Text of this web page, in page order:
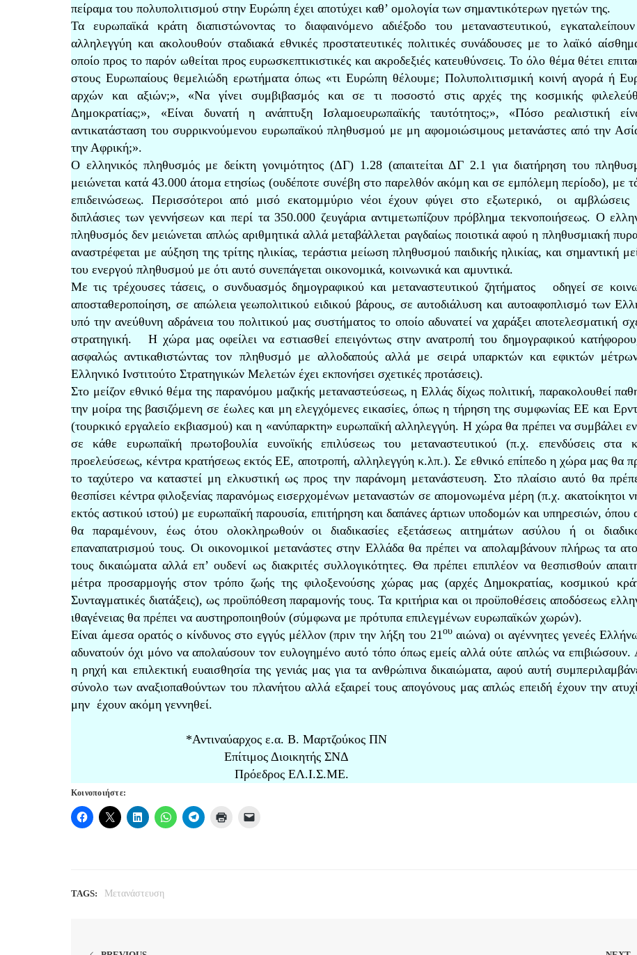
πείραμα του πολυπολιτισμού στην Ευρώπη έχει αποτύχει καθ’ ομολογία των σημαντικότερων ηγετών της.
Τα ευρωπαϊκά κράτη διαπιστώνοντας το διαφαινόμενο αδιέξοδο του μεταναστευτικού,
αλληλεγγύη και ακολουθούν σταδιακά εθνικές προστατευτικές πολιτικές συνάδουσες με το λαϊκό
οποίο προς το παρόν ωθείται προς ευρωσκεπτικιστικές και ακροδεξιές κατευθύνσεις. Το όλο θέμα θέτει
στους Ευρωπαίους θεμελιώδη ερωτήματα όπως «τι Ευρώπη θέλουμε; Πολυπολιτισμική κοινή αγορά ή
αρχών και αξιών;», «Να γίνει συμβιβασμός και σε τι ποσοστό στις αρχές της κοσμικής
Δημοκρατίας;», «Είναι δυνατή η ανάπτυξη Ισλαμοευρωπαϊκής ταυτότητος;», «Πόσο ρεαλιστική
αντικατάσταση του συρρικνούμενου ευρωπαϊκού πληθυσμού με μη αφομοιώσιμους μετανάστες από την
την Αφρική;».
Ο ελληνικός πληθυσμός με δείκτη γονιμότητος (ΔΓ) 1.28 (απαιτείται ΔΓ 2.1 για διατήρηση του
μειώνεται κατά 43.000 άτομα ετησίως (ουδέποτε συνέβη στο παρελθόν ακόμη και σε εμπόλεμη περίοδο), με
επιδεινώσεως. Περισσότεροι από μισό εκατομμύριο νέοι έχουν φύγει στο εξωτερικό, οι αμβλώσεις
διπλάσιες των γεννήσεων και περί τα 350.000 ζευγάρια αντιμετωπίζουν πρόβλημα τεκνοποιήσεως. Ο
πληθυσμός δεν μειώνεται απλώς αριθμητικά αλλά μεταβάλλεται ραγδαίως ποιοτικά αφού η πληθυσμιακή
αναστρέφεται με αύξηση της τρίτης ηλικίας, τεράστια μείωση πληθυσμού παιδικής ηλικίας, και σημαντική
του ενεργού πληθυσμού με ότι αυτό συνεπάγεται οικονομικά, κοινωνικά και αμυντικά.
Με τις τρέχουσες τάσεις, ο συνδυασμός δημογραφικού και μεταναστευτικού ζητήματος οδηγεί σε
αποσταθεροποίηση, σε απώλεια γεωπολιτικού ειδικού βάρους, σε αυτοδιάλυση και αυτοαφοπλισμό των
υπό την ανεύθυνη αδράνεια του πολιτικού μας συστήματος το οποίο αδυνατεί να χαράξει αποτελεσματική
στρατηγική. Η χώρα μας οφείλει να εστιασθεί επειγόντως στην ανατροπή του δημογραφικού
ασφαλώς αντικαθιστώντας τον πληθυσμό με αλλοδαπούς αλλά με σειρά υπαρκτών και εφικτών
Ελληνικό Ινστιτούτο Στρατηγικών Μελετών έχει εκπονήσει σχετικές προτάσεις).
Στο μείζον εθνικό θέμα της παρανόμου μαζικής μεταναστεύσεως, η Ελλάς δίχως πολιτική, παρακολουθεί
την μοίρα της βασιζόμενη σε έωλες και μη ελεγχόμενες εικασίες, όπως η τήρηση της συμφωνίας ΕΕ και
(τουρκικό εργαλείο εκβιασμού) και η «ανύπαρκτη» ευρωπαϊκή αλληλεγγύη. Η χώρα θα πρέπει να συμβάλει
σε κάθε ευρωπαϊκή πρωτοβουλία ευνοϊκής επιλύσεως του μεταναστευτικού (π.χ. επενδύσεις στα
προελεύσεως, κέντρα κρατήσεως εκτός ΕΕ, αποτροπή, αλληλεγγύη κ.λπ.). Σε εθνικό επίπεδο η χώρα μας θα
το ταχύτερο να καταστεί μη ελκυστική ως προς την παράνομη μετανάστευση. Στο πλαίσιο αυτό θα
θεσπίσει κέντρα φιλοξενίας παρανόμως εισερχομένων μεταναστών σε απομονωμένα μέρη (π.χ. ακατοίκητοι
εκτός αστικού ιστού) με ευρωπαϊκή παρουσία, επιτήρηση και δαπάνες άρτιων υποδομών και υπηρεσιών, όπου
θα παραμένουν, έως ότου ολοκληρωθούν οι διαδικασίες εξετάσεως αιτημάτων ασύλου ή οι
επαναπατρισμού τους. Οι οικονομικοί μετανάστες στην Ελλάδα θα πρέπει να απολαμβάνουν πλήρως τα
τους δικαιώματα αλλά επ’ ουδενί ως διακριτές συλλογικότητες. Θα πρέπει επιπλέον να θεσπισθούν
μέτρα προσαρμογής στον τρόπο ζωής της φιλοξενούσης χώρας μας (αρχές Δημοκρατίας, κοσμικού
Συνταγματικές διατάξεις), ως προϋπόθεση παραμονής τους. Τα κριτήρια και οι προϋποθέσεις αποδόσεως
ιθαγένειας θα πρέπει να αυστηροποιηθούν (σύμφωνα με πρότυπα επιλεγμένων ευρωπαϊκών χωρών).
Είναι άμεσα ορατός ο κίνδυνος στο εγγύς μέλλον (πριν την λήξη του 21 ουαιώνα) οι αγέννητες γενεές
αδυνατούν όχι μόνο να απολαύσουν τον ευλογημένο αυτό τόπο όπως εμείς αλλά ούτε απλώς να επιβιώσουν.
η ρηχή και επιλεκτική ευαισθησία της γενιάς μας για τα ανθρώπινα δικαιώματα, αφού αυτή
σύνολο των αναξιοπαθούντων του πλανήτου αλλά εξαιρεί τους απογόνους μας απλώς επειδή έχουν την
μην έχουν ακόμη γεννηθεί.
*Αντιναύαρχος ε.α. Β. Μαρτζούκος ΠΝ
Επίτιμος Διοικητής ΣΝΔ
Πρόεδρος ΕΛ.Ι.Σ.ΜΕ.
Κοινοποιήστε:
TAGS: Μετανάστευση